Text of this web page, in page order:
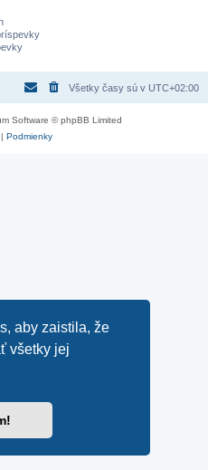
aby zaistila, že
všetky jej
Všetky časy sú v UTC+02:00
Software © phpBB Limited
| Podmienky